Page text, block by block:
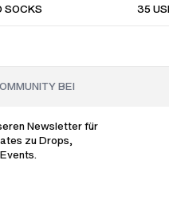
SOCKS 35
Newsletter für
zu Drops,